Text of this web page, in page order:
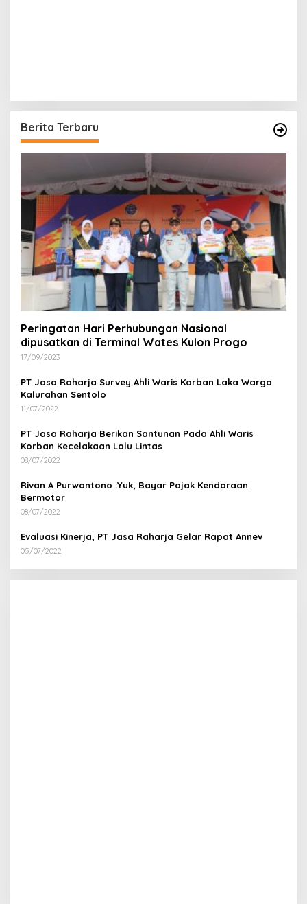
Berita Terbaru
Peringatan Hari Perhubungan Nasional
dipusatkan di Terminal Wates Kulon Progo
17/09/2023
PT Jasa Raharja Survey Ahli Waris Korban Laka Warga
Kalurahan Sentolo
11/07/2022
PT Jasa Raharja Berikan Santunan Pada Ahli Waris
Korban Kecelakaan Lalu Lintas
08/07/2022
Rivan A Purwantono :Yuk, Bayar Pajak Kendaraan
Bermotor
08/07/2022
Evaluasi Kinerja, PT Jasa Raharja Gelar Rapat Annev
05/07/2022